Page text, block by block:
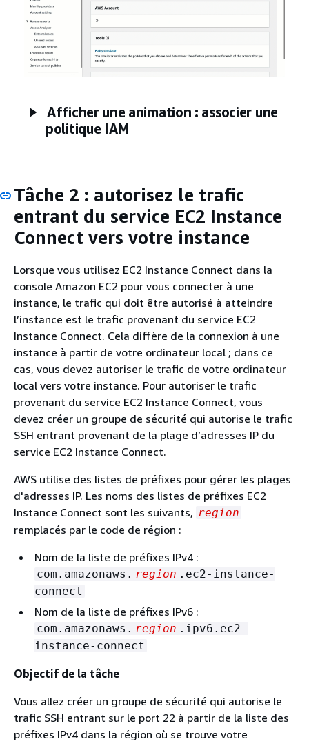
Afficher une animation : associer une
politique IAM
Tâche 2 : autorisez le trafic
entrant du service EC2 Instance
Connect vers votre instance
Lorsque vous utilisez EC2 Instance Connect dans la
console Amazon EC2 pour vous connecter à une
instance, le trafic qui doit être autorisé à atteindre
l’instance est le trafic provenant du service EC2
Instance Connect. Cela diffère de la connexion à une
instance à partir de votre ordinateur local ; dans ce
cas, vous devez autoriser le trafic de votre ordinateur
local vers votre instance. Pour autoriser le trafic
provenant du service EC2 Instance Connect, vous
devez créer un groupe de sécurité qui autorise le trafic
SSH entrant provenant de la plage d’adresses IP du
service EC2 Instance Connect.
AWS utilise des listes de préfixes pour gérer les plages
d'adresses IP. Les noms des listes de préfixes EC2
Instance Connect sont les suivants, region
remplacés par le code de région :
Nom de la liste de préfixes IPv4 :
com.amazonaws. region .ec2-instance-
connect
Nom de la liste de préfixes IPv6 :
com.amazonaws. region .ipv6.ec2-
instance-connect
Objectif de la tâche
Vous allez créer un groupe de sécurité qui autorise le
trafic SSH entrant sur le port 22 à partir de la liste des
préfixes IPv4 dans la région où se trouve votre